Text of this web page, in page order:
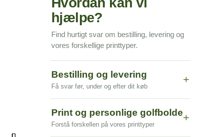
hjælpe?
Find hurtigt svar om bestilling, levering og
vores forskellige printtyper.
Bestilling og levering
Få svar før, under og efter dit køb
+
Print og personlige golfbolde
Forstå forskellen på vores printtyper
+